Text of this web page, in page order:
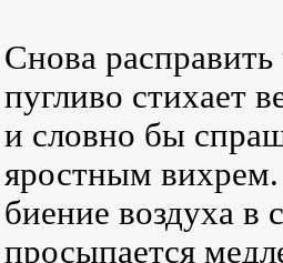
Снова
пугливо стихает
и словно бы
яростным
биение воздуха в
просыпается